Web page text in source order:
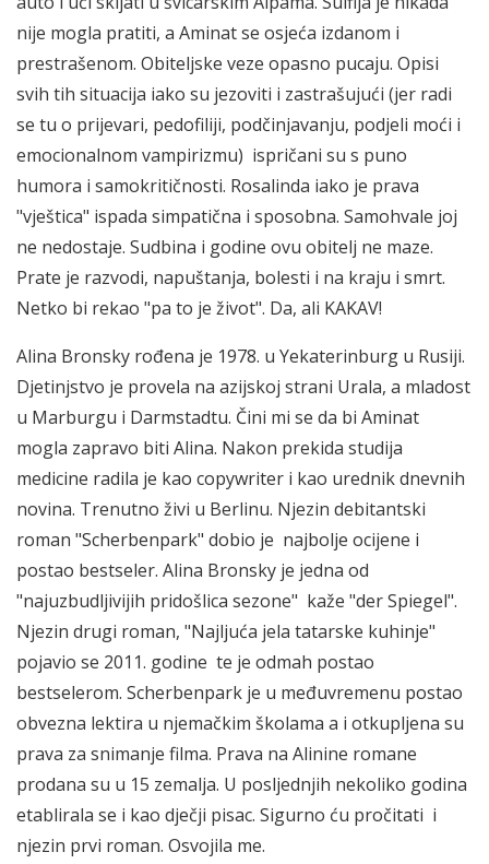
nije mogla pratiti, a Aminat se osjeća izdanom i
prestrašenom. Obiteljske veze opasno pucaju. Opisi
svih tih situacija iako su jezoviti i zastrašujući (jer radi
se tu o prijevari, pedofiliji, podčinjavanju, podjeli moći i
emocionalnom vampirizmu) ispričani su s puno
humora i samokritičnosti. Rosalinda iako je prava
"vještica" ispada simpatična i sposobna. Samohvale joj
ne nedostaje. Sudbina i godine ovu obitelj ne maze.
Prate je razvodi, napuštanja, bolesti i na kraju i smrt.
Netko bi rekao "pa to je život". Da, ali KAKAV!
Alina Bronsky rođena je 1978. u Yekaterinburg u Rusiji.
Djetinjstvo je provela na azijskoj strani Urala, a mladost
u Marburgu i Darmstadtu. Čini mi se da bi Aminat
mogla zapravo biti Alina. Nakon prekida studija
medicine radila je kao copywriter i kao urednik dnevnih
novina. Trenutno živi u Berlinu. Njezin debitantski
roman "Scherbenpark" dobio je najbolje ocijene i
postao bestseler. Alina Bronsky je jedna od
"najuzbudljivijih pridošlica sezone" kaže "der Spiegel".
Njezin drugi roman, "Najljuća jela tatarske kuhinje"
pojavio se 2011. godine te je odmah postao
bestselerom. Scherbenpark je u međuvremenu postao
obvezna lektira u njemačkim školama a i otkupljena su
prava za snimanje filma. Prava na Alinine romane
prodana su u 15 zemalja. U posljednjih nekoliko godina
etablirala se i kao dječji pisac. Sigurno ću pročitati i
njezin prvi roman. Osvojila me.